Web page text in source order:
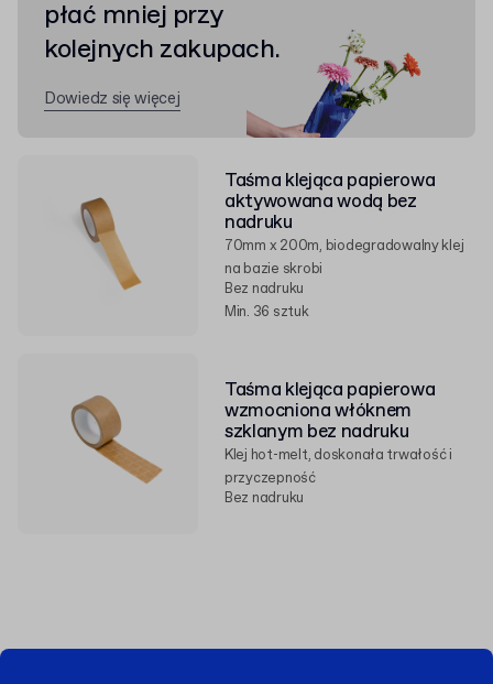
Taśma klejąca papierowa
aktywowana wodą bez
nadruku
70mm x 200m, biodegradowalny klej
na bazie skrobi
Bez nadruku
Min. 36 sztuk
Taśma klejąca papierowa
wzmocniona włóknem
szklanym bez nadruku
Klej hot-melt, doskonała trwałość i
przyczepność
Bez nadruku
płać mniej przy
kolejnych zakupach.
Dowiedz się więcej